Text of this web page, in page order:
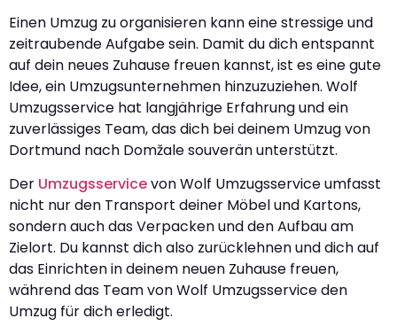
Einen Umzug zu organisieren kann eine stressige und
zeitraubende Aufgabe sein. Damit du dich entspannt
auf dein neues Zuhause freuen kannst, ist es eine gute
Idee, ein Umzugsunternehmen hinzuzuziehen. Wolf
Umzugsservice hat langjährige Erfahrung und ein
zuverlässiges Team, das dich bei deinem Umzug von
Dortmund nach Domžale souverän unterstützt.
Der Umzugsservicevon Wolf Umzugsservice umfasst
nicht nur den Transport deiner Möbel und Kartons,
sondern auch das Verpacken und den Aufbau am
Zielort. Du kannst dich also zurücklehnen und dich auf
das Einrichten in deinem neuen Zuhause freuen,
während das Team von Wolf Umzugsservice den
Umzug für dich erledigt.